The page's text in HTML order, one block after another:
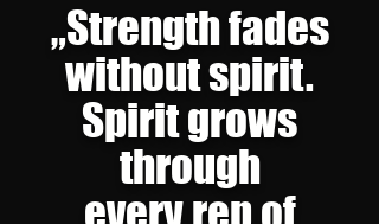
„Strength fades
without spirit.
Spirit grows
through
every rep of